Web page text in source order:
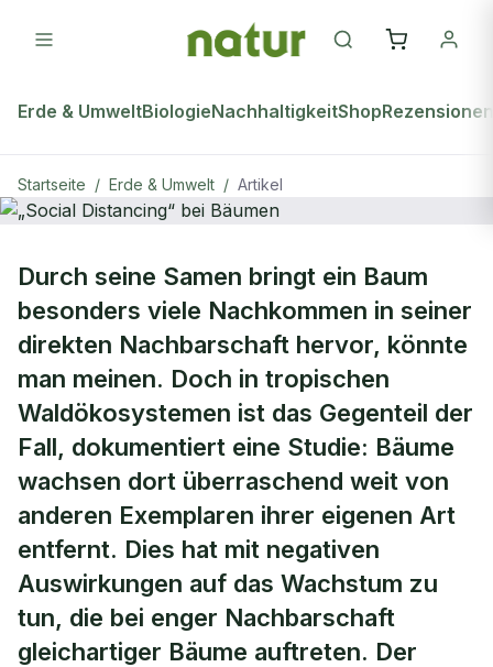
Erde & UmweltBiologieNachhaltigkeitShopRezensionen
Startseite / Erde & Umwelt / Artikel
„Social Distancing“ bei Bäumen
Durch seine Samen bringt ein Baum
besonders viele Nachkommen in seiner
direkten Nachbarschaft hervor, könnte
man meinen. Doch in tropischen
Waldökosystemen ist das Gegenteil der
Fall, dokumentiert eine Studie: Bäume
wachsen dort überraschend weit von
anderen Exemplaren ihrer eigenen Art
entfernt. Dies hat mit negativen
Auswirkungen auf das Wachstum zu
tun, die bei enger Nachbarschaft
gleichartiger Bäume auftreten. Der